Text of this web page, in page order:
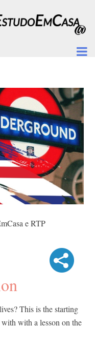
e RTP
This is the starting
with a lesson on the